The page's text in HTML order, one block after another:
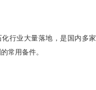
化行业大量落地，是国内多
常用备件。